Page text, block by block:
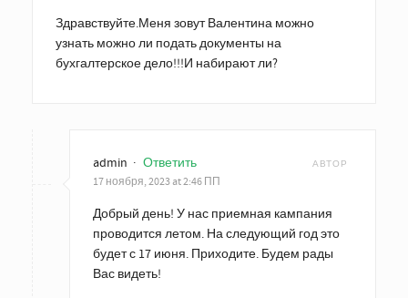
Здравствуйте.Меня зовут Валентина можно
узнать можно ли подать документы на
бухгалтерское дело!!!И набирают ли?
admin · Ответить АВТОР
17 ноября, 2023 at 2:46 ПП
Добрый день! У нас приемная кампания
проводится летом. На следующий год это
будет с 17 июня. Приходите. Будем рады
Вас видеть!